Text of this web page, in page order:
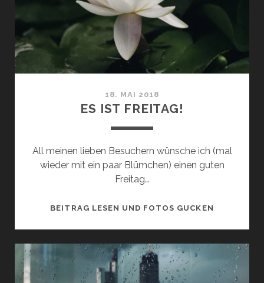
18. MAI 2018
ES IST FREITAG!
All meinen lieben Besuchern wünsche ich (mal
wieder mit ein paar Blümchen) einen guten
Freitag…
BEITRAG LESEN UND FOTOS GUCKEN